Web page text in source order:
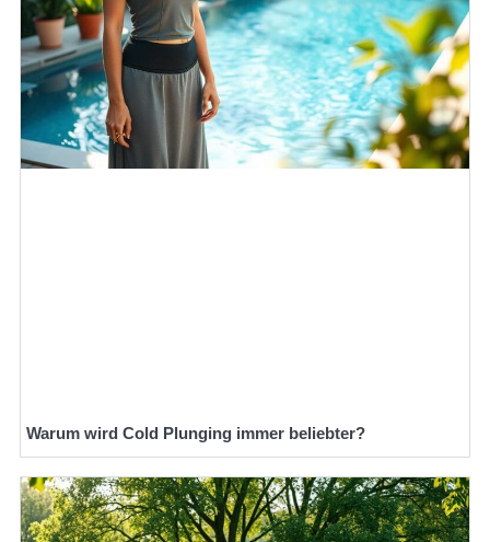
Warum wird Cold Plunging immer beliebter?